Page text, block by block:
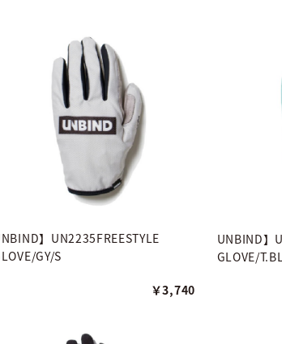
】UN2235FREESTYLE
GY/S
￥3,740
UNBIND】
GLOVE/